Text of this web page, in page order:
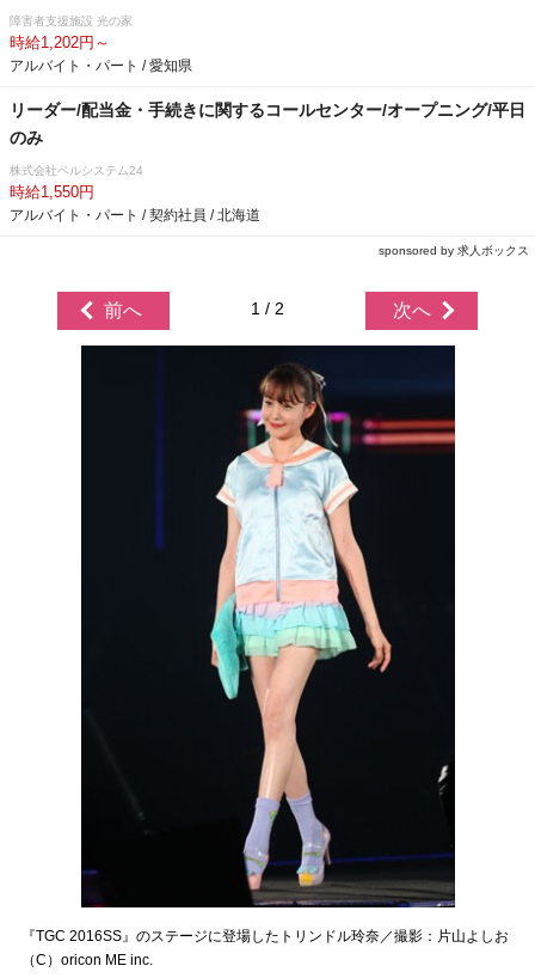
障害者支援施設 光の家
時給1,202円～
アルバイト・パート / 愛知県
リーダー/配当金・手続きに関するコールセンター/オープニング/平日
のみ
株式会社ベルシステム24
時給1,550円
アルバイト・パート / 契約社員 / 北海道
sponsored by 求人ボックス
前へ 1 / 2 次へ
『TGC 2016SS』のステージに登場したトリンドル玲奈／撮影：片山よしお
（C）oricon ME inc.